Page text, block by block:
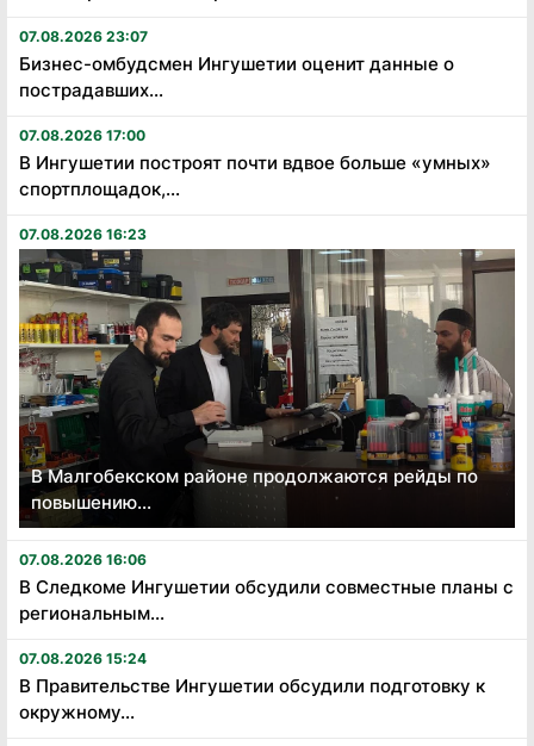
07.08.2026 23:07
Бизнес-омбудсмен Ингушетии оценит данные о
пострадавших...
07.08.2026 17:00
В Ингушетии построят почти вдвое больше «умных»
спортплощадок,...
07.08.2026 16:23
В Малгобекском районе продолжаются рейды по
повышению...
07.08.2026 16:06
В Следкоме Ингушетии обсудили совместные планы с
региональным...
07.08.2026 15:24
В Правительстве Ингушетии обсудили подготовку к
окружному...